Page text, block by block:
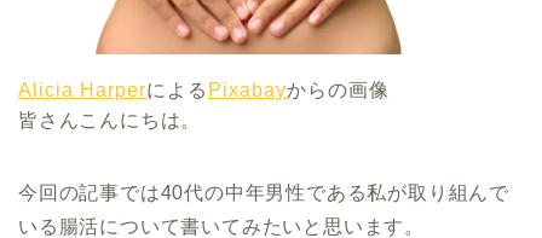
Alicia Harperによる Pixabayからの画像
皆さんこんにちは。
今回の記事では40代の中年男性である私が取り組んで
いる腸活について書いてみたいと思います。